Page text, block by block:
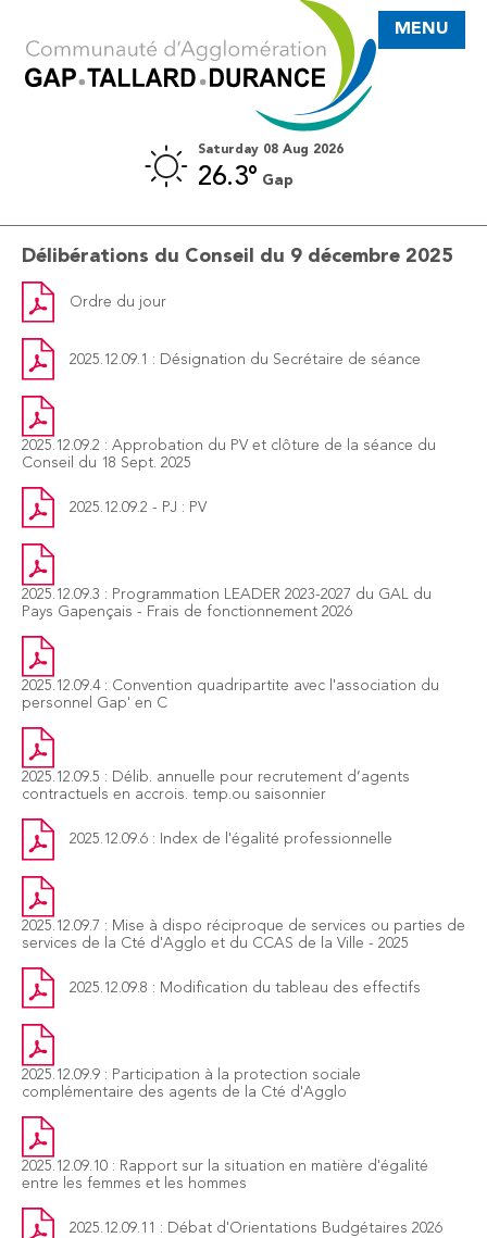
Saturday 08 Aug 2026
26.3° Gap
MENU
Délibérations du Conseil du 9 décembre 2025
Ordre du jour
2025.12.09.1 : Désignation du Secrétaire de séance
2025.12.09.2 : Approbation du PV et clôture de la séance du
Conseil du 18 Sept. 2025
2025.12.09.2 - PJ : PV
2025.12.09.3 : Programmation LEADER 2023-2027 du GAL du
Pays Gapençais - Frais de fonctionnement 2026
2025.12.09.4 : Convention quadripartite avec l'association du
personnel Gap' en C
2025.12.09.5 : Délib. annuelle pour recrutement d’agents
contractuels en accrois. temp.ou saisonnier
2025.12.09.6 : Index de l'égalité professionnelle
2025.12.09.7 : Mise à dispo réciproque de services ou parties de
services de la Cté d'Agglo et du CCAS de la Ville - 2025
2025.12.09.8 : Modification du tableau des effectifs
2025.12.09.9 : Participation à la protection sociale
complémentaire des agents de la Cté d'Agglo
2025.12.09.10 : Rapport sur la situation en matière d'égalité
entre les femmes et les hommes
2025.12.09.11 : Débat d'Orientations Budgétaires 2026